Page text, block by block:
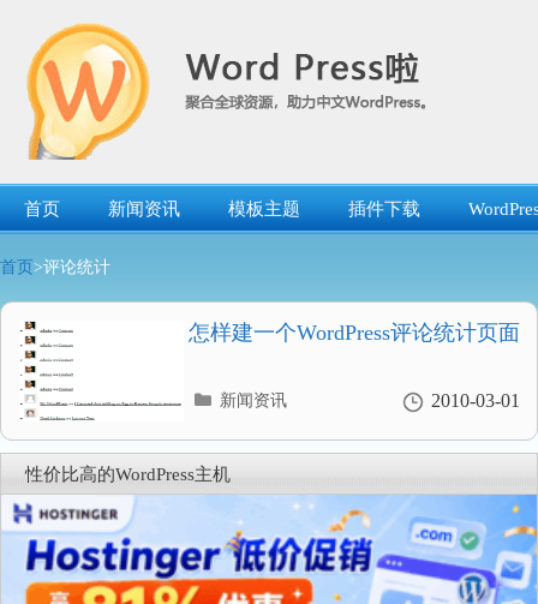
首页 新闻资讯 模板主题 插件下载
首页 >评论统计
怎样建一个WordPress评论统计页面
2010-03-01
分
录
新闻资讯
性价比高的WordPress主机